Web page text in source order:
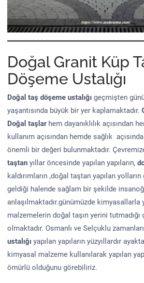
Doğal Granit Küp
Döşeme Ustalığı
Doğal taş döşeme ustalığı geçmişten
yaşantısında büyük bir yer kaplamaktadır.
Doğal taşlar hem dayanıklılık açısından
kullanım açısından hemde sağlık
önemli bir değeri bulunmaktadır.
taştan yıllar öncesinde yapılan yapıların,
kaldırımların ,doğal taştan yapılan
geldiği halende sağlam bir şekilde
anlaşılmaktadır.günümüzde kimyasallarla
malzemelerin doğal taşın yerini
olmaktadır. Osmanlı ve Selçuklu
ustalığı yapılan yapıların yüzyıllardır
kimyasal malzeme kullanılarak yapılan
ömürlü olduğunu görebiliriz.